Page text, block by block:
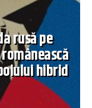
rusă pe
hibrid